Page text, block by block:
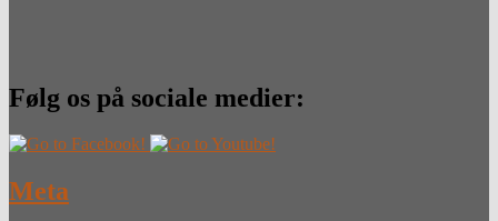
Følg os på sociale medier:
Meta